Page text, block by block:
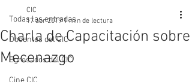
Todas las entradas
Docentes del CIC
Egresados del CIC
Charla de Capacitación sobre
Mecenazgo
CIC
17 abr 2019 1 min de lectura